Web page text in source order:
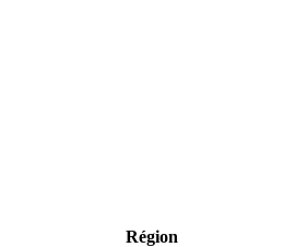
Région